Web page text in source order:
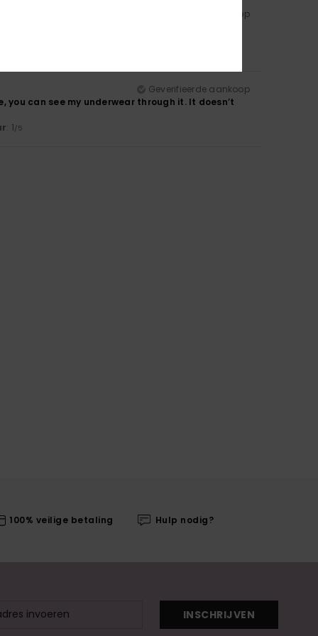
Geverifieerde aankoop
Geverifieerde aankoop
you can see my underwear through it. It doesn’t
: 1/5
100% veilige betaling Hulp nodig?
INSCHRIJVEN